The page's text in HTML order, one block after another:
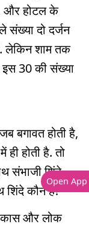
और होटल के
संख्या दो दर्जन
लेकिन शाम तक
30 की संख्या
बगावत होती है,
होती है. तो
संभाजी शिंदे.
कौन हैं?
और लोक
Open App